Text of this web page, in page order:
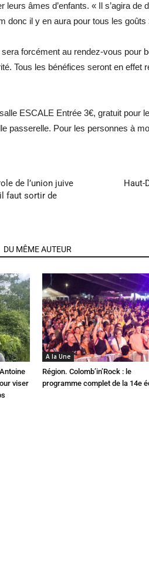
leurs âmes d’enfants. « Il s’agira de
donc il y en aura pour tous les goûts
forcément au rendez-vous pour
Tous les bénéfices seront en effet
ESCALE Entrée 3€, gratuit pour
passerelle. Pour les personnes à
de l’union juive
faut sortir de
Haut-
DU MÊME AUTEUR
viser
A la Une
Région. Colomb’in’Rock : le
programme complet de la 14e